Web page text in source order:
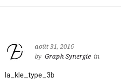
août 31, 2016
by Graph Synergie in
la_kle_type_3b